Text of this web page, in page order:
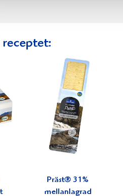
receptet:
Präst® 31%
mellanlagrad